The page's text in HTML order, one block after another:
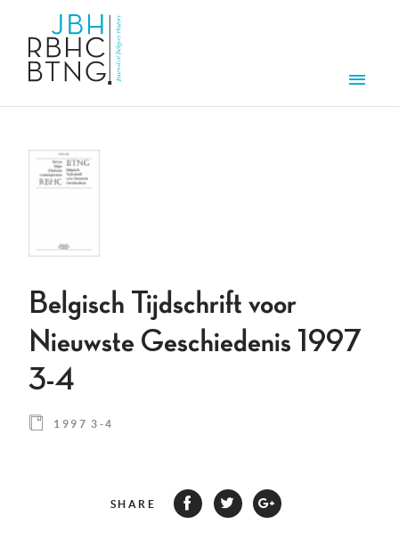
Belgisch Tijdschrift voor
Nieuwste Geschiedenis 1997
3-4
1997 3-4
SHARE